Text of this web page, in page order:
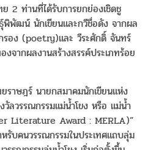
ท่านที่ได้รับการยกย่องเชิดชู
พิพัฒน์ นักเขียนและกวีชื่อดัง จากผล
รอง (poetry)และ วีระศักดิ์ จันทร์
จากผลงานสร้างสรรค์ประเภทร้อย
ฎร์ นายกสมาคมนักเขียนแห่ง
วัลวรรณกรรมแม่น้ำโขง หรือ แม่น้ำ
Literature Award : MERLA)”
รับคนวรรณกรรมในประเทศแถบลุ่ม